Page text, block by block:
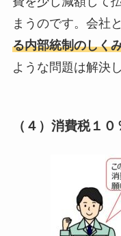
まうのです。会社
る内部統制のしく
ような問題は解決
（４）消費税１